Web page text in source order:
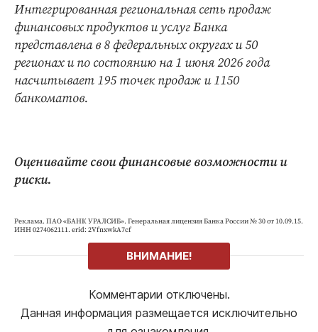
Интегрированная региональная сеть продаж
финансовых продуктов и услуг Банка
представлена в 8 федеральных округах и 50
регионах и по состоянию на 1 июня 2026 года
насчитывает 195 точек продаж и 1150
банкоматов.
Оценивайте свои финансовые возможности и
риски.
Реклама. ПАО «БАНК УРАЛСИБ». Генеральная лицензия Банка России № 30 от 10.09.15.
ИНН 0274062111. erid: 2VfnxwkA7cf
ВНИМАНИЕ!
Комментарии отключены.
Данная информация размещается исключительно